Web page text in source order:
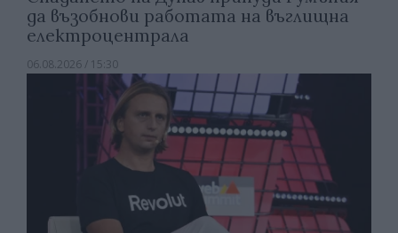
да възобнови работата на въглищна
електроцентрала
06.08.2026 / 15:30